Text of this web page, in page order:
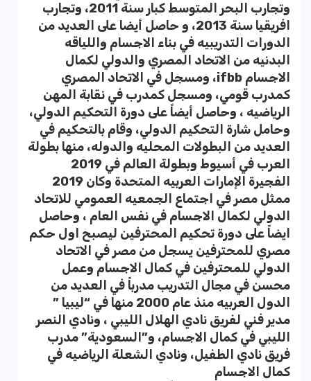
وتجارب البحر المتوسط كبار سنة 2011، وتجارب
افريقيا سنة 2013، و حاصل أيضا على العديد من
الدورات التدريبيه في بناء الاجسام واللياقه
البدنيه من الاتحاد المصري والدولي لكمال
الاجسام ifbb، ومسجل في الاتحاد المصري
كمدرب قومي، ومسجل كمدرب في نقابة المهن
الرياضيه ، وحاصل أيضاً على دورة التحكيم الدولي،
وحامل شارة التحكيم الدولي، وقام بالتحكيم في
العديد من البطولات المحليه والدوله، منها بطولة
العرب في أسيوط 201‪9 وبطولة العالم في
الفجيرة الإمارات العربيه المتحدة 201‪9 وكان
ممثل مصر في اجتماع الجمعيه العمومي للاتحاد
الدولي لكمال الاجسام في نفس العام ، وحاصل
ايضاً على دورة تحكيم المحترفين ليصبح اول حكم
مصري للمحترفين يسجل من مصر في الاتحاد
الدولي للمحترفين في كمال الاجسام وعمل
محسن في مجال التدريب مدرباً في العديد من
الدول العربيه منذ عام 2000 منها في “ليبيا ”
مدير فني لفريق نادي الهلال الليبي ، ونادي النصر
الليبي في كمال الاجسام، و”السعودية” مدرب
فريق نادي الطفيل، ونادي الشعلة الرياضيه في
كمال الاجسام